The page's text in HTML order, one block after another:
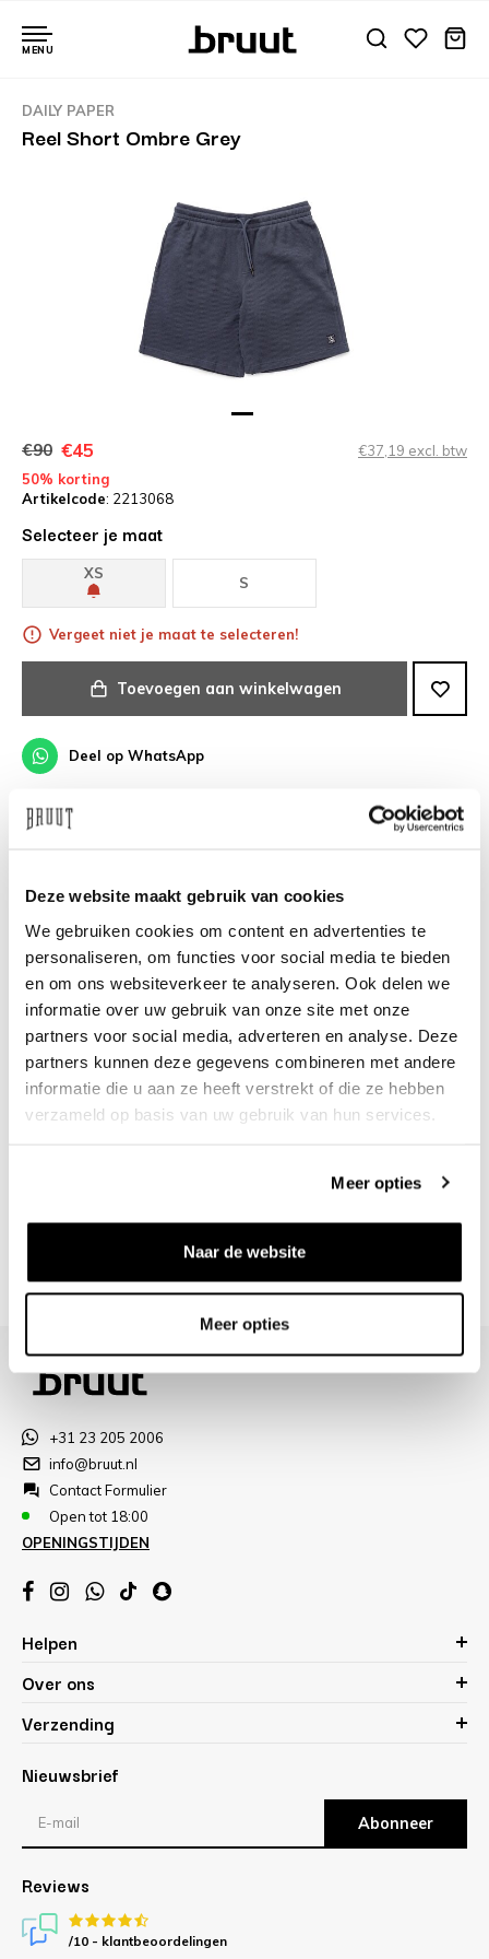
Deze website maakt gebruik van cookies
We gebruiken cookies om content en advertenties te
personaliseren, om functies voor social media te bieden
en om ons websiteverkeer te analyseren. Ook delen we
informatie over uw gebruik van onze site met onze
partners voor social media, adverteren en analyse. Deze
partners kunnen deze gegevens combineren met andere
informatie die u aan ze heeft verstrekt of die ze hebben
verzameld op basis van uw gebruik van hun services.
Meer opties
Naar de website
Meer opties
MENU
DAILY PAPER
Reel Short Ombre Grey
€90 €45
€37,19 excl. btw
50% korting
Artikelcode: 2213068
Selecteer je maat
XS
S
Vergeet niet je maat te selecteren!
Toevoegen aan winkelwagen
Deel op WhatsApp
Voor 19:00 besteld, morgen in huis*
Veilig achteraf betalen
/10 op Feedback Company
Hulp nodig? We helpen
Verzenden & retourneren
+31 23 205 2006
info@bruut.nl
Contact Formulier
Open tot 18:00
OPENINGSTIJDEN
Helpen
Over ons
Verzending
Nieuwsbrief
Abonneer
Reviews
/10 - klantbeoordelingen